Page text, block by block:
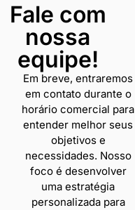
Fale com
nossa
equipe!
Em breve, entraremos
em contato durante o
horário comercial para
entender melhor seus
objetivos e
necessidades. Nosso
foco é desenvolver
uma estratégia
personalizada para